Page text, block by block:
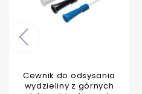
Cewnik do odsysania
wydzieliny z górnych
Poprzedni